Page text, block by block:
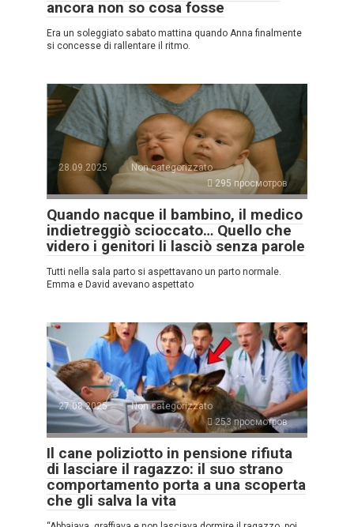
ancora non so cosa fosse
Era un soleggiato sabato mattina quando Anna finalmente
si concesse di rallentare il ritmo.
28.09.2025
Non categorizzato
295 просмотров
Quando nacque il bambino, il medico
indietreggiò scioccato… Quello che
videro i genitori li lasciò senza parole
Tutti nella sala parto si aspettavano un parto normale.
Emma e David avevano aspettato
27.08.2025
Non categorizzato
253 просмотров
Il cane poliziotto in pensione rifiuta
di lasciare il ragazzo: il suo strano
comportamento porta a una scoperta
che gli salva la vita